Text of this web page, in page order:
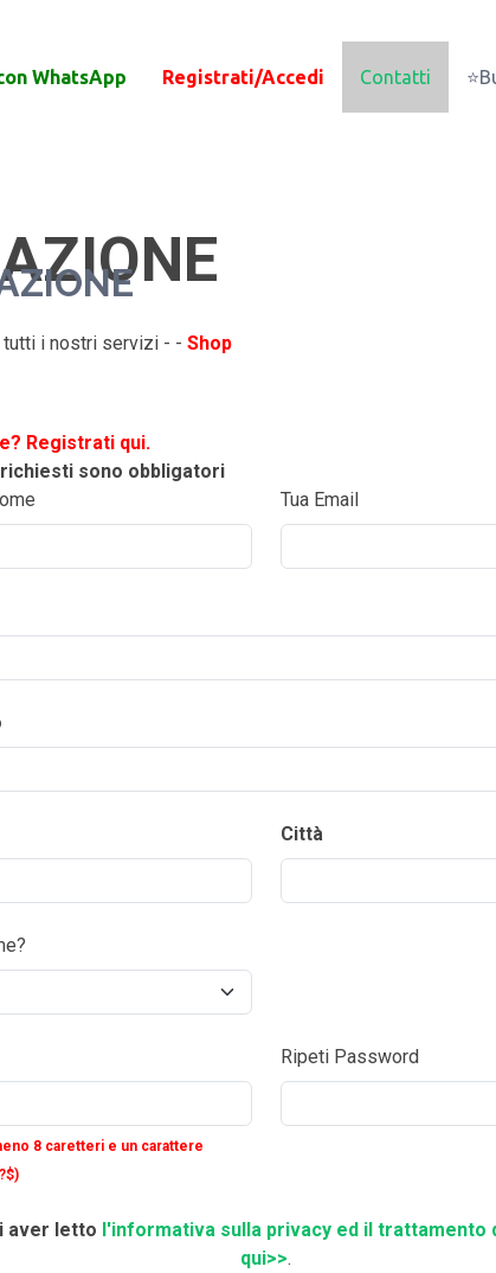
WhatsApp Registrati/Accedi Contatti
i nostri servizi - - Shop
Registrati qui.
sono obbligatori
Tua Email
Città
8 caretteri e un carattere
Ripeti Password
aver letto l'informativa sulla privacy ed il trattamento
qui>>.